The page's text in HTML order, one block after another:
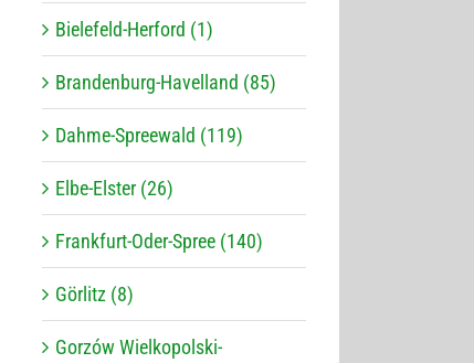
Bielefeld-Herford (1)
Brandenburg-Havelland (85)
Dahme-Spreewald (119)
Elbe-Elster (26)
Frankfurt-Oder-Spree (140)
Görlitz (8)
Gorzów Wielkopolski-